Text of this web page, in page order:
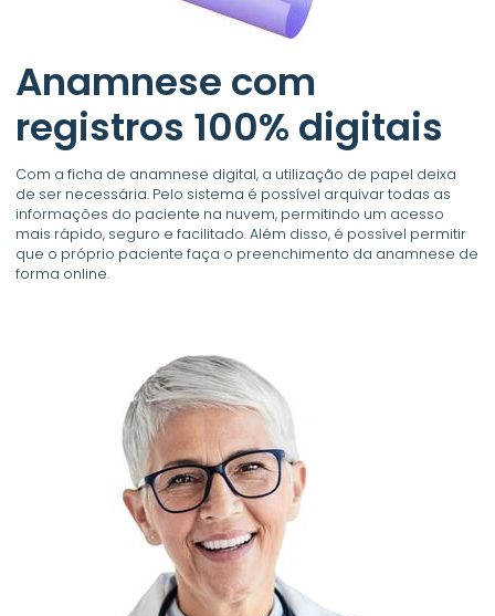
Anamnese com
registros 100% digitais
Com a ficha de anamnese digital, a utilização de papel deixa
de ser necessária. Pelo sistema é possível arquivar todas as
informações do paciente na nuvem, permitindo um acesso
mais rápido, seguro e facilitado. Além disso, é possível permitir
que o próprio paciente faça o preenchimento da anamnese de
forma online.